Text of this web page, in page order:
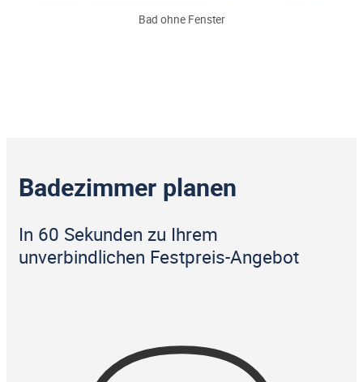
Bad ohne Fenster
Badezimmer planen
In 60 Sekunden zu Ihrem
unverbindlichen Festpreis-Angebot